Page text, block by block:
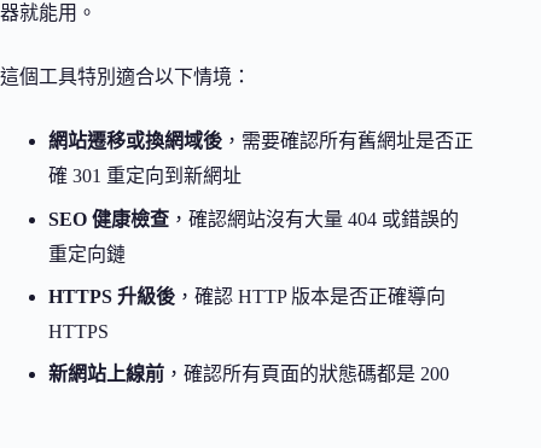
器就能用。
這個工具特別適合以下情境：
網站遷移或換網域後 ，需要確認所有舊網址是否正
確 301 重定向到新網址
SEO 健康檢查 ，確認網站沒有大量 404 或錯誤的
重定向鏈
HTTPS 升級後 ，確認 HTTP 版本是否正確導向
HTTPS
新網站上線前 ，確認所有頁面的狀態碼都是 200